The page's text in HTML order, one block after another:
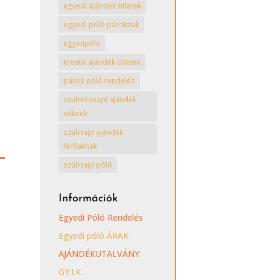
egyedi ajándék ötletek
egyedi póló pároknak
egyenpóló
kreatív ajándék ötletek
páros póló rendelés
születésnapi ajándék
nőknek
szülinapi ajándék
férfiaknak
szülinapi póló
Információk
Egyedi Póló Rendelés
Egyedi póló ÁRAK
AJÁNDÉKUTALVÁNY
GY.I.K.